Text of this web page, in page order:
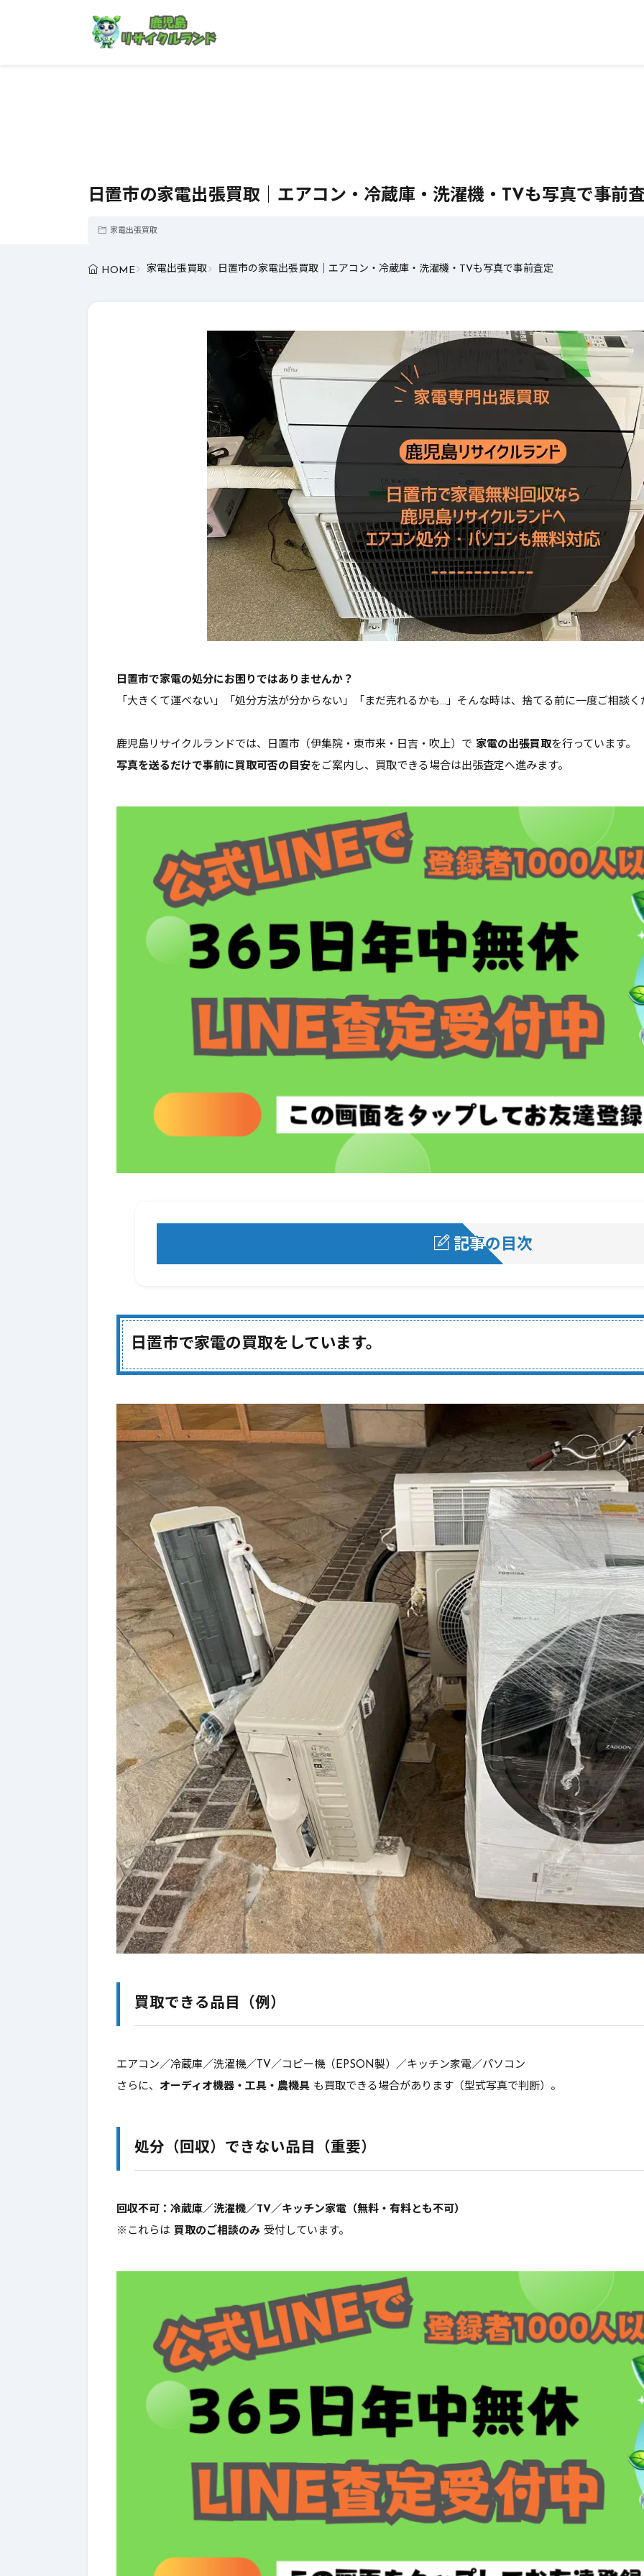
日置市の家電出張買取｜エアコン・冷蔵庫・洗濯機・TVも写真で事前
家電出張買取
HOME 家電出張買取 日置市の家電出張買取｜エアコン・冷蔵庫・洗濯機・TVも写真で事前査定
日置市で家電の処分にお困りではありませんか？
「大きくて運べない」「処分方法が分からない」「まだ売れるかも…」そんな時は、捨てる前に一度ご相談く
鹿児島リサイクルランドでは、日置市（伊集院・東市来・日吉・吹上）で 家電の出張買取を行っています。
写真を送るだけで事前に買取可否の目安をご案内し、買取できる場合は出張査定へ進みます。
記事の目次
1-2.処分（回収）できない品目（重要）
エアコンの買取条件（買取 or 無料回収）
2-2.冷蔵庫の買取条件（※回収不可）
2-2-1.基本の買取条件
2-2-2.
買取が難しい例（要写真確認）
2-3.
洗濯機の買取条件（縦型／ドラム式）（※回収不可）
基本の買取条件
2-4.TVの買取条件（※回収不可）
2-5.
コピー機の買取条件（EPSON製のみ）（買取 or 無料回収）
2-6.
キッチン家電（電子レンジ・炊飯器・ガスコンロ・IHコンロなど）の買取条件（※回収不可）
2-7.パソコン（買取 または 無料回収）
2-8.
オーディオ機器・工具・農機具（買取OK）
2-9.
買取・回収（処分）の一覧表（日置市）
3.
業者様向け｜エコキュート・電気温水器の回収（買取）も対応
3-1.回収（買取）料金（業者様向け）
3-2.
当社の強み（現場回収＋廃棄物もまとめて無料）
4.
高価買取できる理由（売れ残り0の仕組みがあるから）
4-1.① 独自の国内販売ルート（ここが強み）
5-1.まずはこれだけでOK（共通：最短4点）
6.
出張買取の流れ（STEP）「日置市（伊集院・東市来・日吉・吹上）」
よくある質問（FAQ）｜日置市の家電出張買取
8.
お問い合わせ（出張買取・回収のご相談はこちら）｜日置市
8-1.写真を送るだけでOK｜最短で「買取可否・回収可否」をご案内します
業者様向け：エコキュート・電気温水器の回収（買取）
日置市で家電の買取をしています。
買取できる品目（例）
エアコン／冷蔵庫／洗濯機／TV／コピー機（EPSON製）／キッチン家電／パソコン
さらに、 オーディオ機器・工具・農機具 も買取できる場合があります（型式写真で判断）。
処分（回収）できない品目（重要）
回収不可：冷蔵庫／洗濯機／TV／キッチン家電（無料・有料とも不可）
※これらは 買取のご相談のみ 受付しています。